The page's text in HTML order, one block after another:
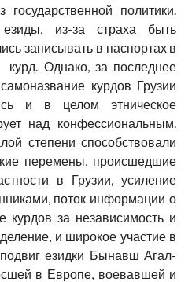
политики.
из-за страха быть
записывать в паспортах в
Однако, за последнее
курдов Грузии
и в целом этническое
над конфессиональным.
степени способствовали
перемены, происшедшие
в Грузии, усиление
поток информации о
курдов за независимость и
и широкое участие в
езидки Бынавш Агал-
в Европе, воевавшей и